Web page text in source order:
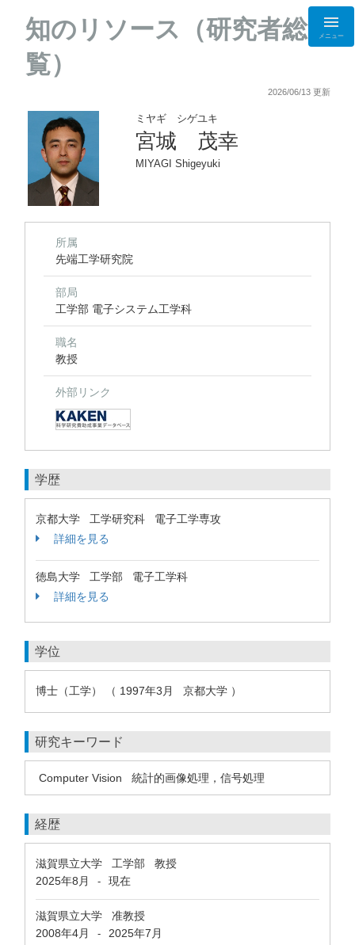
知のリソース（研究者総
覧）
メニュー
2026/06/13 更新
ミヤギ シゲユキ
宮城 茂幸
MIYAGI Shigeyuki
所属
先端工学研究院
部局
工学部 電子システム工学科
職名
教授
外部リンク
学歴
京都大学 工学研究科 電子工学専攻
詳細を見る
徳島大学 工学部 電子工学科
詳細を見る
学位
博士（工学） （ 1997年3月 京都大学 ）
研究キーワード
Computer Vision 統計的画像処理，信号処理
経歴
滋賀県立大学 工学部 教授
2025年8月
- 現在
滋賀県立大学 准教授
2008年4月
- 2025年7月